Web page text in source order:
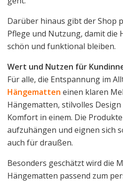
Darüber hinaus gibt der Shop
Pflege und Nutzung, damit die
schön und funktional bleiben.
Wert und Nutzen für
Für alle, die Entspannung im
Hängematten einen klaren
Hängematten, stilvolles
Komfort in einem. Die
aufzuhängen und eignen sich
auch für draußen.
Besonders geschätzt wird die
Hängematten passend zum